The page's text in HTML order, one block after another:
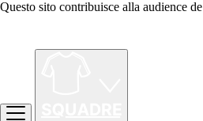
Questo sito contribuisce alla audience de